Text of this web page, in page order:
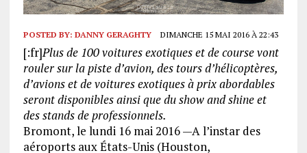
POSTED BY: DANNY GERAGHTY DIMANCHE 15 MAI 2016 À 22:43
[:fr]Plus de 100 voitures exotiques et de course vont
rouler sur la piste d’avion, des tours d’hélicoptères,
d’avions et de voitures exotiques à prix abordables
seront disponibles ainsi que du show and shine et
des stands de professionnels.
Bromont, le lundi 16 mai 2016 —A l’instar des
aéroports aux États-Unis (Houston,